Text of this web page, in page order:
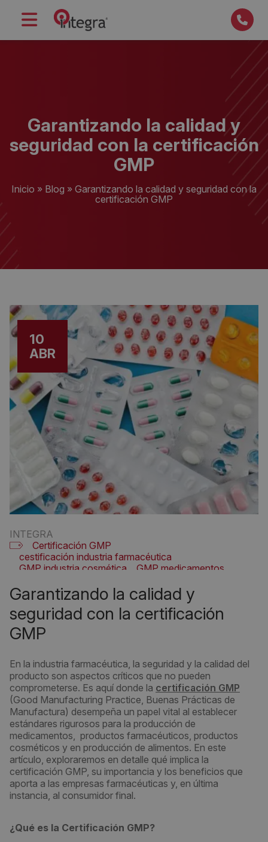
Garantizando la calidad y
seguridad con la certificación
GMP
Inicio » Blog » Garantizando la calidad y seguridad con la
certificación GMP
10
ABR
INTEGRA
Certificación GMP
cestificación industria farmacéutica
GMP industria cosmética
GMP medicamentos
Garantizando la calidad y
seguridad con la certificación
GMP
En la industria farmacéutica, la seguridad y la calidad del
producto son aspectos críticos que no pueden
comprometerse. Es aquí donde la certificación GMP
(Good Manufacturing Practice, Buenas Prácticas de
Manufactura) desempeña un papel vital al establecer
estándares rigurosos para la producción de
medicamentos, productos farmacéuticos, productos
cosméticos y en producción de alimentos. En este
artículo, exploraremos en detalle qué implica la
certificación GMP, su importancia y los beneficios que
aporta a las empresas farmacéuticas y, en última
instancia, al consumidor final.
¿Qué es la Certificación GMP?